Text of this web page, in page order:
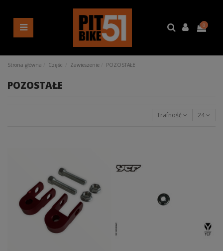
0
Strona główna Części Zawieszenie POZOSTAŁE
POZOSTAŁE
Trafność 24